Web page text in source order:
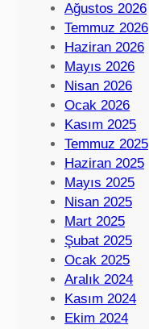
Ağustos 2026
Temmuz 2026
Haziran 2026
Mayıs 2026
Nisan 2026
Ocak 2026
Kasım 2025
Temmuz 2025
Haziran 2025
Mayıs 2025
Nisan 2025
Mart 2025
Şubat 2025
Ocak 2025
Aralık 2024
Kasım 2024
Ekim 2024